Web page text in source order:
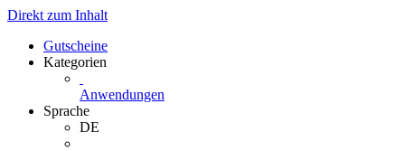
Direkt zum Inhalt
Gutscheine
Kategorien
Anwendungen
Sprache
DE